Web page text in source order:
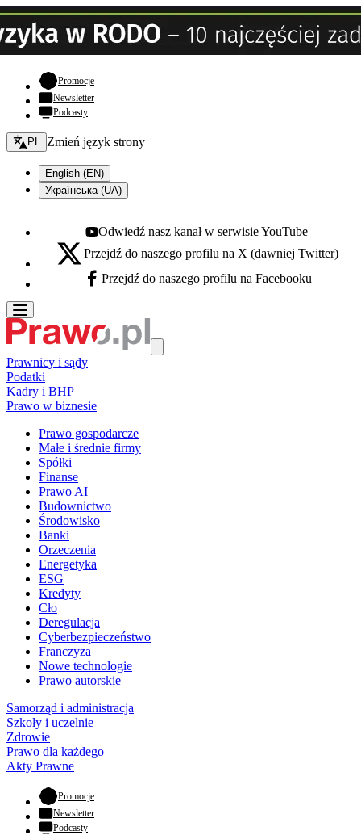
Promocje- otwiera się w nowej karcie
Newsletter
Podcasty
Zmień język - bieżący:
PL Zmień język strony
English (EN)
Українська (UA)
Youtube - otwiera się w nowej karcie
Odwiedź nasz kanał w serwisie YouTube
X - otwiera się w nowej karcie
Przejdź do naszego profilu na X (dawniej Twitter)
Facebook - otwiera się w nowej karcie
Przejdź do naszego profilu na Facebooku
Prawnicy i sądy
Podatki
Kadry i BHP
Prawo w biznesie
Prawo gospodarcze
Małe i średnie firmy
Spółki
Finanse
Prawo AI
Budownictwo
Środowisko
Banki
Orzeczenia
Energetyka
ESG
Kredyty
Cło
Deregulacja
Cyberbezpieczeństwo
Franczyza
Nowe technologie
Prawo autorskie
Samorząd i administracja
Szkoły i uczelnie
Zdrowie
Prawo dla każdego
Akty Prawne
Promocje- otwiera się w nowej karcie
Newsletter
Podcasty